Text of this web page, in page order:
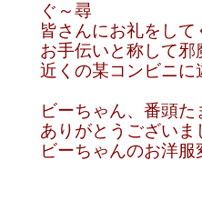
ぐ～尋
皆さんにお礼をし
お手伝いと称して
近くの某コンビニ
ビーちゃん、番頭た
ありがとうございま
ビーちゃんのお洋